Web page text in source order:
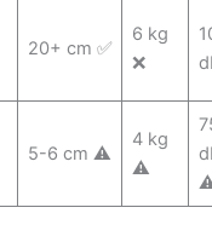
20+ cm ✅
6 kg
❌
5-6 cm ⚠️
4 kg
⚠️